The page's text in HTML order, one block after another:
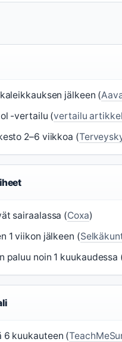
jälkeen (
-vertailu (vertailu
2–6 viikkoa (
sairaalassa (Coxa)
1 viikon jälkeen (
paluu noin 1 kuukaudessa
6 kuukauteen (